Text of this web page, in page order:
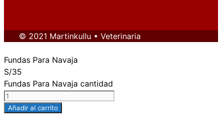
© 2021 Martinkullu • Veterinaria
Fundas Para Navaja
S/35
Fundas Para Navaja cantidad
Añadir al carrito